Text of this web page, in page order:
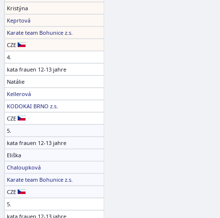
Kristýna
Keprtová
Karate team Bohunice z.s.
CZE
4.
kata frauen 12-13 jahre
Natálie
Kellerová
KODOKAI BRNO z.s.
CZE
5.
kata frauen 12-13 jahre
Eliška
Chaloupková
Karate team Bohunice z.s.
CZE
5.
kata frauen 12-13 jahre